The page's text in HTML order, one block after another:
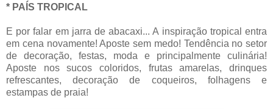
* PAÍS TROPICAL
E por falar em jarra de abacaxi... A inspiração tropical entra
em cena novamente! Aposte sem medo! Tendência no setor
de decoração, festas, moda e principalmente culinária!
Aposte nos sucos coloridos, frutas amarelas, drinques
refrescantes, decoração de coqueiros, folhagens e
estampas de praia!